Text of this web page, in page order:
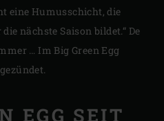
eine Humusschicht, die
nächste Saison bildet.“ De
… Im Big Green Egg
EGG SEIT